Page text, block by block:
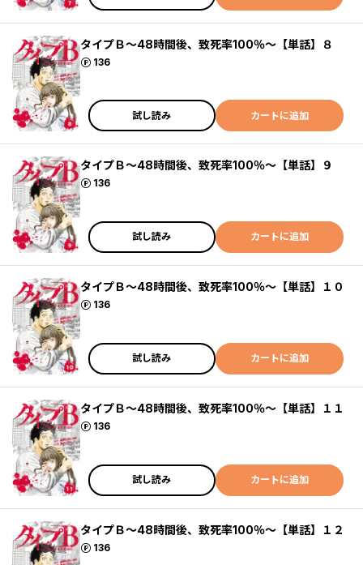
タイプＢ～48時間後、致死率100％～【単話】８
136
ポイント
試し読み カートに追加
タイプＢ～48時間後、致死率100％～【単話】９
136
ポイント
試し読み カートに追加
タイプＢ～48時間後、致死率100％～【単話】１０
136
ポイント
試し読み カートに追加
タイプＢ～48時間後、致死率100％～【単話】１１
136
ポイント
試し読み カートに追加
タイプＢ～48時間後、致死率100％～【単話】１２
136
ポイント